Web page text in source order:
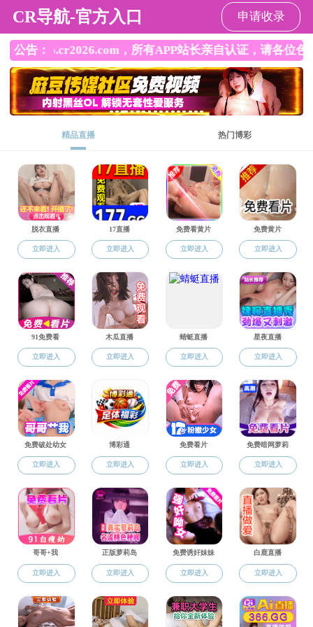
黄色网站
工会概况
工会概况 黄色网站 > 工会工作 > 工会概况
联系我们
四川省成都市郫都区犀安路999号，邮编: 611756
官方微信